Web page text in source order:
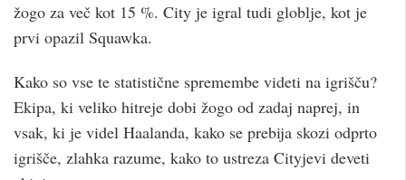
žogo za več kot 15 %. City je igral tudi globlje, kot je
prvi opazil Squawka.
Kako so vse te statistične spremembe videti na igrišču?
Ekipa, ki veliko hitreje dobi žogo od zadaj naprej, in
vsak, ki je videl Haalanda, kako se prebija skozi odprto
igrišče, zlahka razume, kako to ustreza Cityjevi deveti